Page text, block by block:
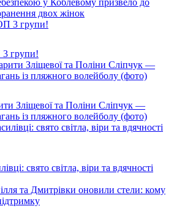
двох жінок
групи!
Зліщевої та Поліни Сліпчук —
із пляжного волейболу (фото)
свято світла, віри та вдячності